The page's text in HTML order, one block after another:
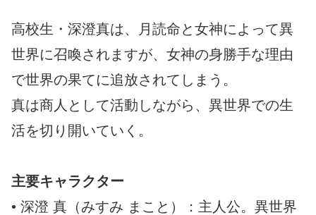
高校生・深澄真は、月読命と女神によって異
世界に召喚されますが、女神の身勝手な理由
で世界の果てに追放されてしまう。
真は商人として活動しながら、異世界での生
活を切り開いていく。
主要キャラクター
• 深澄 真（みすみ まこと）：主人公。異世界